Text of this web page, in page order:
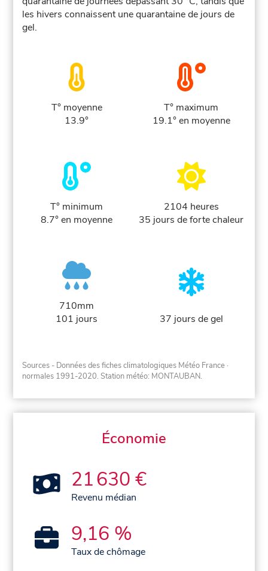
les hivers connaissent une quarantaine de jours de
gel.
T° moyenne
13.9°
T° maximum
19.1° en moyenne
T° minimum
8.7° en moyenne
2104 heures
35 jours de forte chaleur
710mm
101 jours
37 jours de gel
Sources - Données des fiches climatologiques Météo France ·
normales 1991-2020. Station météo: MONTAUBAN.
Économie
21 630 €
Revenu médian
9,16 %
Taux de chômage